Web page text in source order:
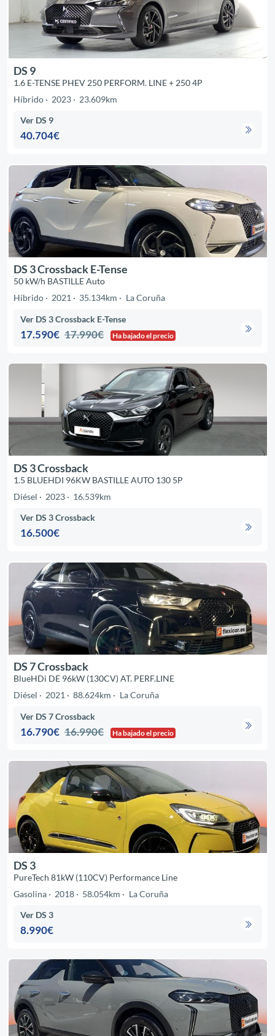
DS 9
1.6 E-TENSE PHEV 250 PERFORM. LINE + 250 4P
Híbrido
2023 23.609km
Ver DS 9
40.704€
DS 3 Crossback E-Tense
50 kW/h BASTILLE Auto
Híbrido
2021 35.134km La Coruña
Ver DS 3 Crossback E-Tense
17.590€ 17.990€ Ha bajado el precio
DS 3 Crossback
1.5 BLUEHDI 96KW BASTILLE AUTO 130 5P
Diésel
2023 16.539km
Ver DS 3 Crossback
16.500€
DS 7 Crossback
BlueHDi DE 96kW (130CV) AT. PERF.LINE
Diésel
2021 88.624km La Coruña
Ver DS 7 Crossback
16.790€ 16.990€ Ha bajado el precio
DS 3
PureTech 81kW (110CV) Performance Line
Gasolina
2018 58.054km La Coruña
Ver DS 3
8.990€